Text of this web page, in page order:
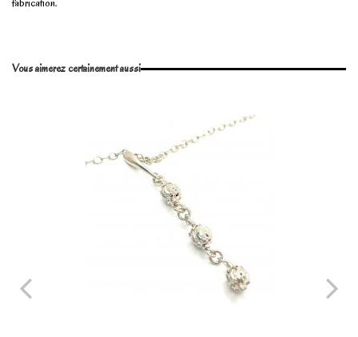
fabrication.
Marque
Vous aimerez certainement aussi